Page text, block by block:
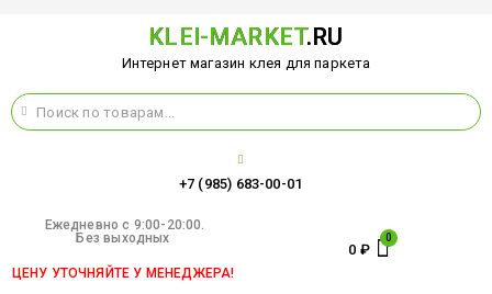
KLEI-MARKET.RU
Интернет магазин клея для паркета
+7 (985) 683-00-01
Ежедневно c 9:00-20:00.
Без выходных
ЦЕНУ УТОЧНЯЙТЕ У МЕНЕДЖЕРА!
0 ₽